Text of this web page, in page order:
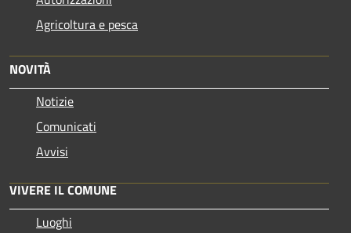
Agricoltura e pesca
NOVITÀ
Notizie
Comunicati
Avvisi
VIVERE IL COMUNE
Luoghi